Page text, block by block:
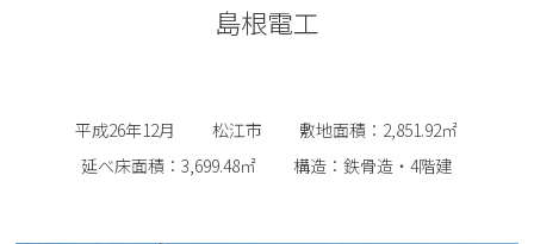
島根電工
平成26年12月 松江市
敷地面積：2,851.92㎡
延べ床面積：3,699.48㎡
構造：鉄骨造・4階建